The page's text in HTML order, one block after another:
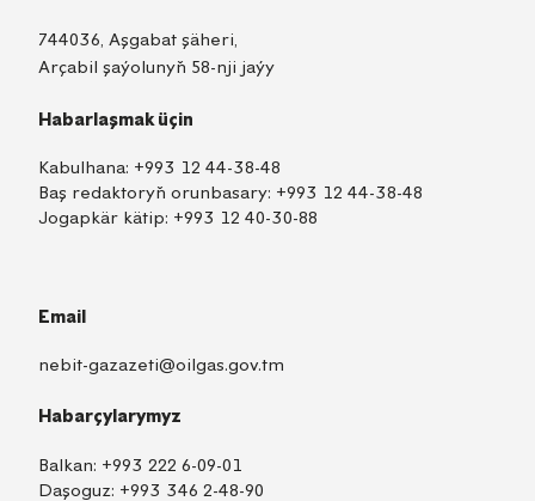
744036, Aşgabat şäheri,
Arçabil şaýolunyň 58-nji jaýy
Habarlaşmak üçin
Kabulhana: +993 12 44-38-48
Baş redaktoryň orunbasary: +993 12 44-38-48
Jogapkär kätip: +993 12 40-30-88
Email
nebit-gazazeti@oilgas.gov.tm
Habarçylarymyz
Balkan: +993 222 6-09-01
Daşoguz: +993 346 2-48-90